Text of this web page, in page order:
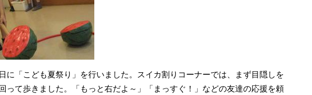
に「こども夏祭り」を行いました。スイカ割りコーナーでは、まず目隠しを
って歩きました。「もっと右だよ～」「まっすぐ！」などの友達の応援を頼